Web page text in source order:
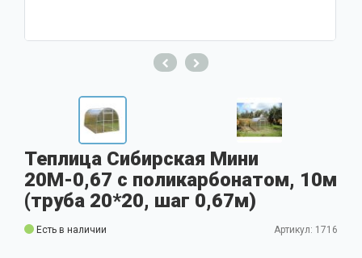
Теплица Сибирская Мини
20М-0,67 с поликарбонатом, 10м
(труба 20*20, шаг 0,67м)
Есть в наличии Артикул: 1716